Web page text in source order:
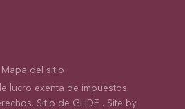
Mapa del sitio
lucro exenta de impuestos
Sitio de GLIDE . Site by